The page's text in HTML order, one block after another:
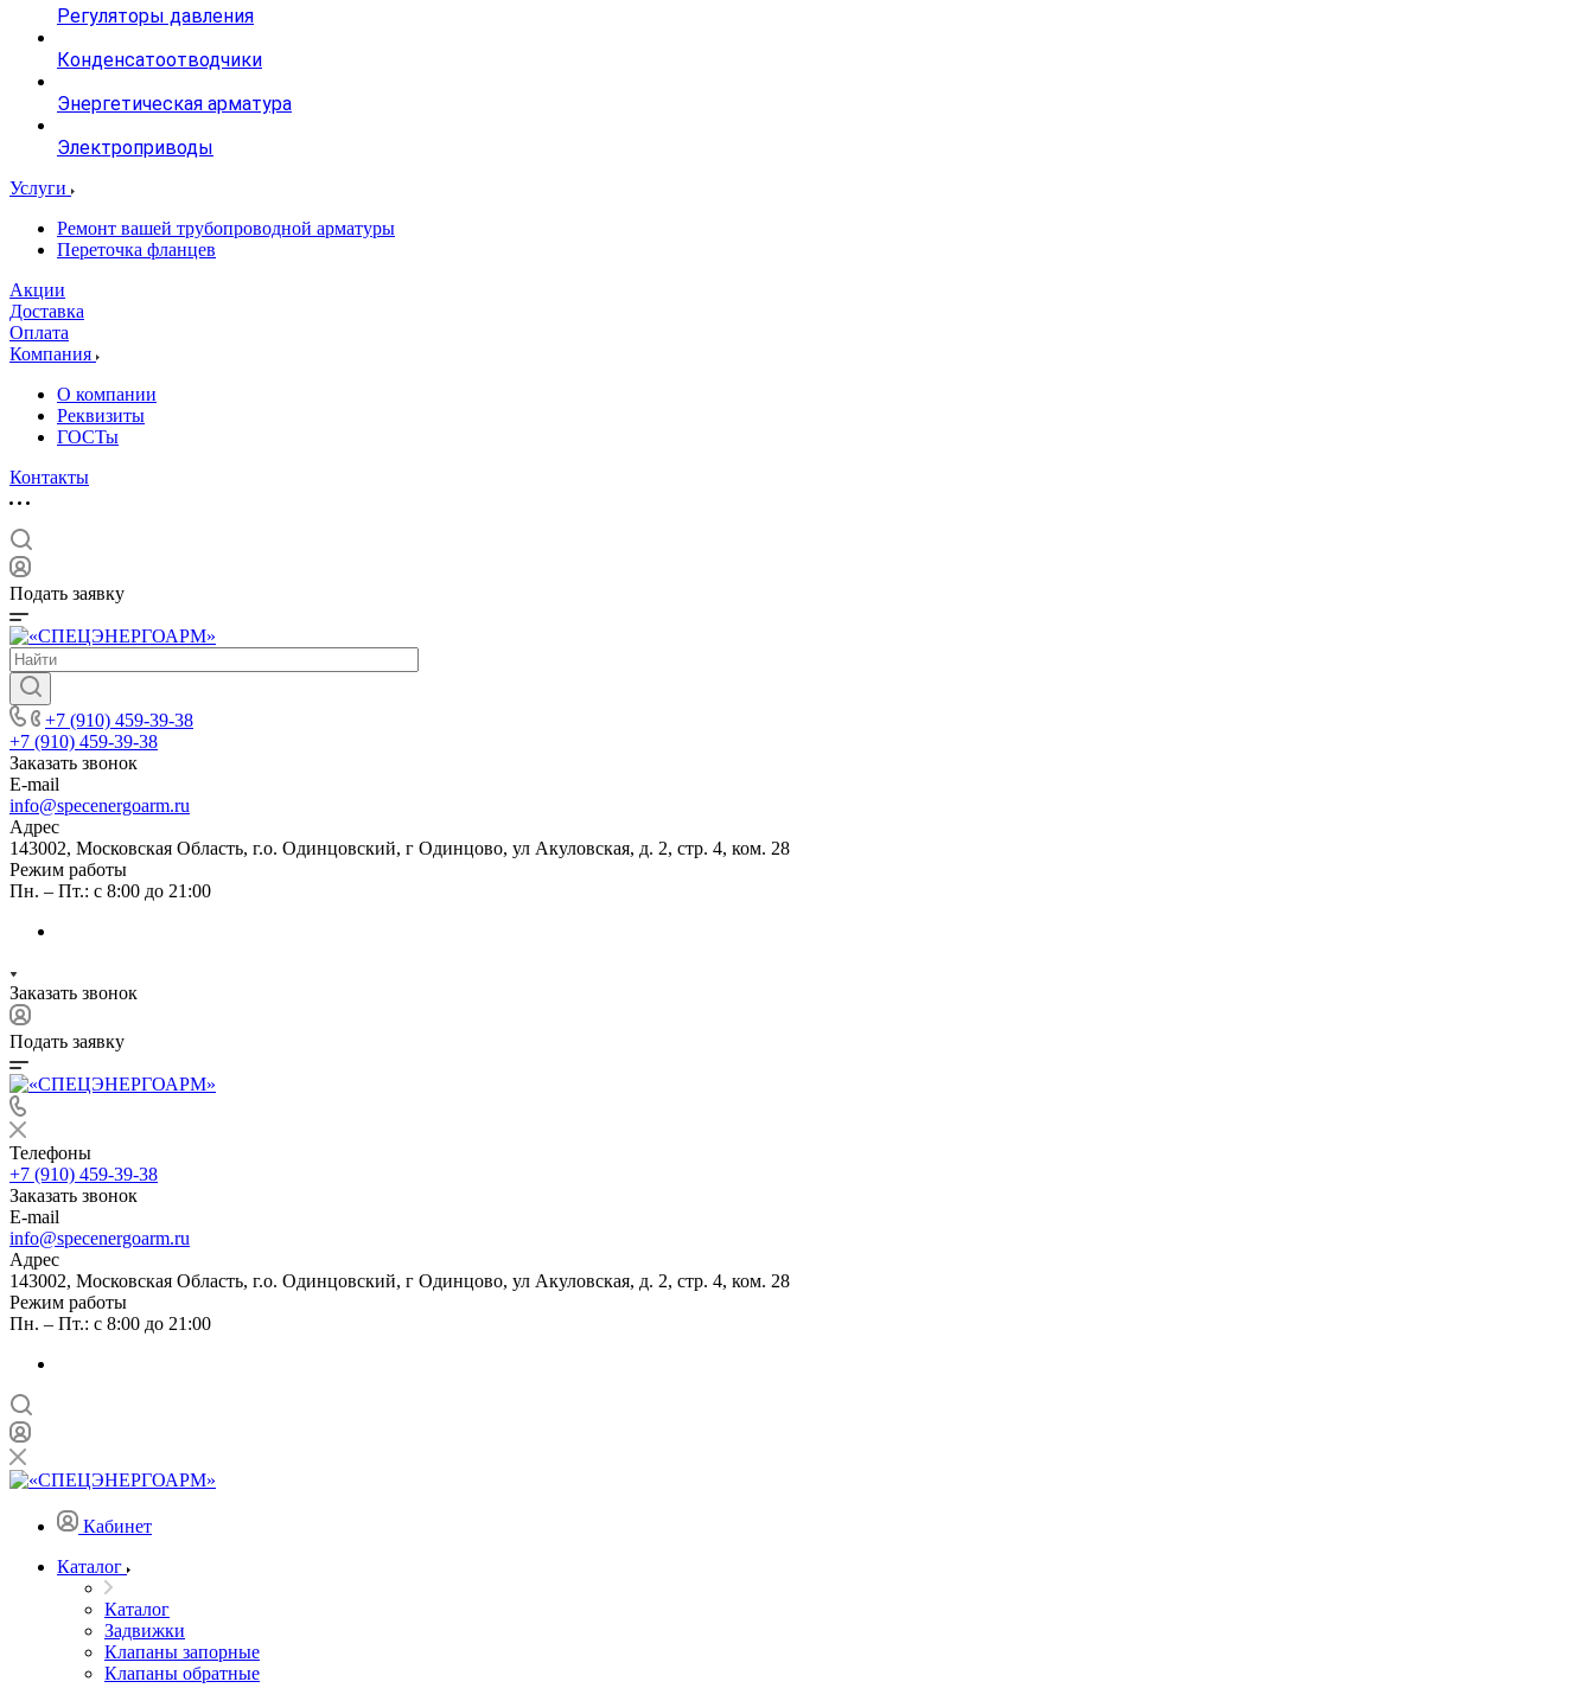
Регуляторы давления
Конденсатоотводчики
Энергетическая арматура
Электроприводы
Услуги
Ремонт вашей трубопроводной арматуры
Переточка фланцев
Акции
Доставка
Оплата
Компания
О компании
Реквизиты
ГОСТы
Контакты
Подать заявку
+7 (910) 459-39-38
+7 (910) 459-39-38
Заказать звонок
E-mail
info@specenergoarm.ru
Адрес
143002, Московская Область, г.о. Одинцовский, г Одинцово, ул Акуловская, д. 2, стр. 4, ком. 28
Режим работы
Пн. – Пт.: с 8:00 до 21:00
Заказать звонок
Подать заявку
Телефоны
+7 (910) 459-39-38
Заказать звонок
E-mail
info@specenergoarm.ru
Адрес
143002, Московская Область, г.о. Одинцовский, г Одинцово, ул Акуловская, д. 2, стр. 4, ком. 28
Режим работы
Пн. – Пт.: с 8:00 до 21:00
Кабинет
Каталог
Каталог
Задвижки
Клапаны запорные
Клапаны обратные